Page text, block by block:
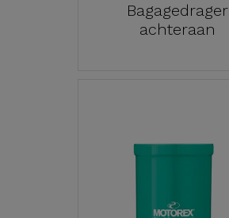
Bagagedrager
achteraan